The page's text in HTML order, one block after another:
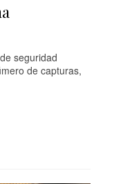
seguridad
de capturas,